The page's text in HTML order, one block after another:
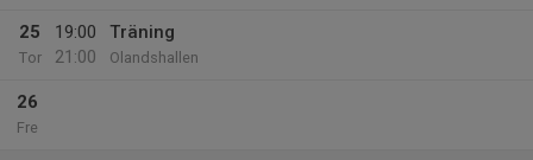
25
Tor
19:00
21:00
Träning
Olandshallen
26
Fre